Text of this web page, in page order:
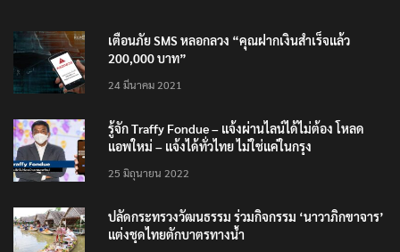
เตือนภัย SMS หลอกลวง “คุณฝากเงินสำเร็จแล้ว
200,000 บาท”
24 มีนาคม 2021
รู้จัก Traffy Fondue – แจ้งผ่านไลน์ได้ไม่ต้อง โหลด
แอพใหม่ – แจ้งได้ทั่วไทย ไม่ใช่แค่ในกรุง
25 มิถุนายน 2022
ปลัดกระทรวงวัฒนธรรม ร่วมกิจกรรม ‘นาวาภิกขาจาร’
แต่งชุดไทยตักบาตรทางน้ำ